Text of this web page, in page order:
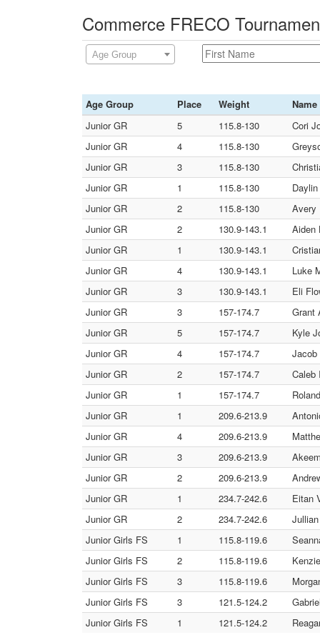
Commerce FRECO
Age Group
Age Group Place Weight
Name
Junior GR
5 115.8-130
Cori
Junior GR
4 115.8-130
Junior GR
3 115.8-130
Junior GR
1 115.8-130
Junior GR
2 115.8-130
Avery
Junior GR
2 130.9-143.1
Aiden
Junior GR
1 130.9-143.1
Junior GR
4 130.9-143.1
Luke
Junior GR
3 130.9-143.1
Eli
Junior GR
3 157-174.7
Grant
Junior GR
5 157-174.7
Kyle
Junior GR
4 157-174.7
Jacob
Junior GR
2 157-174.7
Caleb
Junior GR
1 157-174.7
Junior GR
1 209.6-213.9
Junior GR
4 209.6-213.9
Junior GR
3 209.6-213.9
Junior GR
2 209.6-213.9
Junior GR
1 234.7-242.6
Eitan
Junior GR
2 234.7-242.6
Junior Girls FS
1 115.8-119.6
Junior Girls FS
2 115.8-119.6
Junior Girls FS
3 115.8-119.6
Junior Girls FS
3 121.5-124.2
Junior Girls FS
1 121.5-124.2